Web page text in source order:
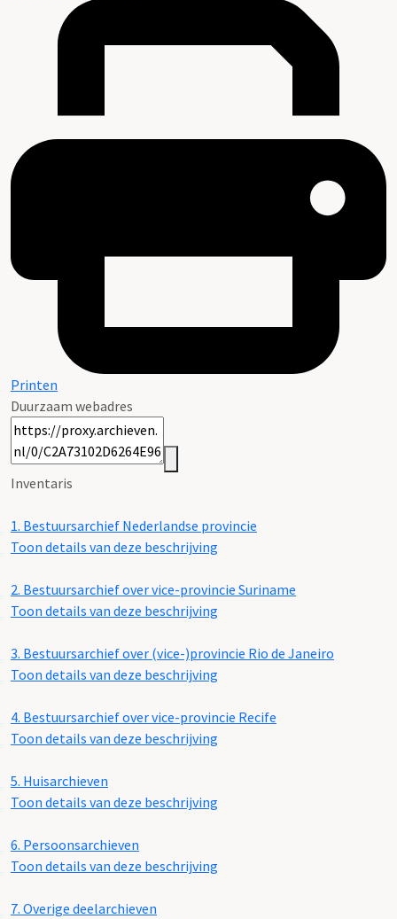
Printen
Duurzaam webadres
Inventaris
1. Bestuursarchief Nederlandse provincie
Toon details van deze beschrijving
2. Bestuursarchief over vice-provincie Suriname
Toon details van deze beschrijving
3. Bestuursarchief over (vice-)provincie Rio de Janeiro
Toon details van deze beschrijving
4. Bestuursarchief over vice-provincie Recife
Toon details van deze beschrijving
5. Huisarchieven
Toon details van deze beschrijving
6. Persoonsarchieven
Toon details van deze beschrijving
7. Overige deelarchieven